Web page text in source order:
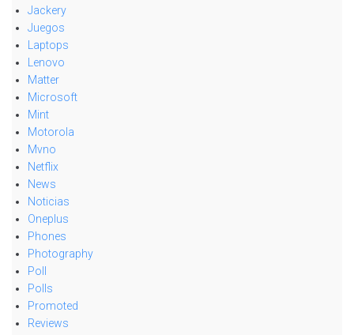
Jackery
Juegos
Laptops
Lenovo
Matter
Microsoft
Mint
Motorola
Mvno
Netflix
News
Noticias
Oneplus
Phones
Photography
Poll
Polls
Promoted
Reviews